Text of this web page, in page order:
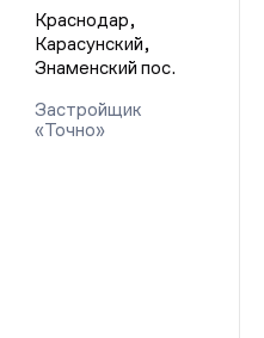
Краснодар,
Карасунский,
Знаменский пос.
Застройщик
«Точно»